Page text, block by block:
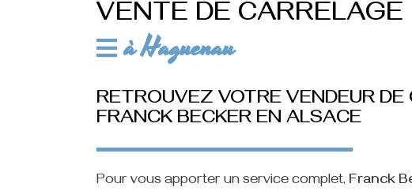
VENTE DE CARRELAGE
à Haguenau
RETROUVEZ VOTRE VENDEUR DE
FRANCK BECKER EN ALSACE
Pour vous apporter un service complet, Franck